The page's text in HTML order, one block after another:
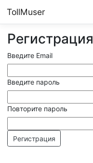
TollMuser
Регистрация
Введите Email
Введите пароль
Повторите пароль